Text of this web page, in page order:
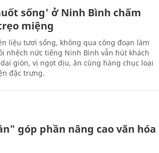
sống' ở Ninh Bình chấm
miệng
liệu tươi sống, không qua công đoạn làm
nhệch nức tiếng Ninh Bình vẫn hút khách
giòn, vị ngọt dịu, ăn cùng hàng chục loại
đặc trưng.
góp phần nâng cao văn hóa